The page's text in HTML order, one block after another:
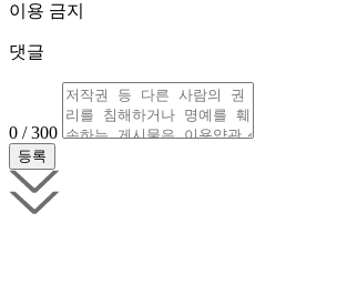
이용 금지
댓글
0 / 300